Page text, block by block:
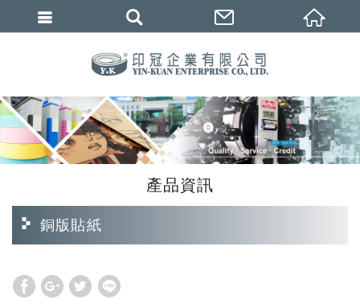
產品資訊
銅版貼紙